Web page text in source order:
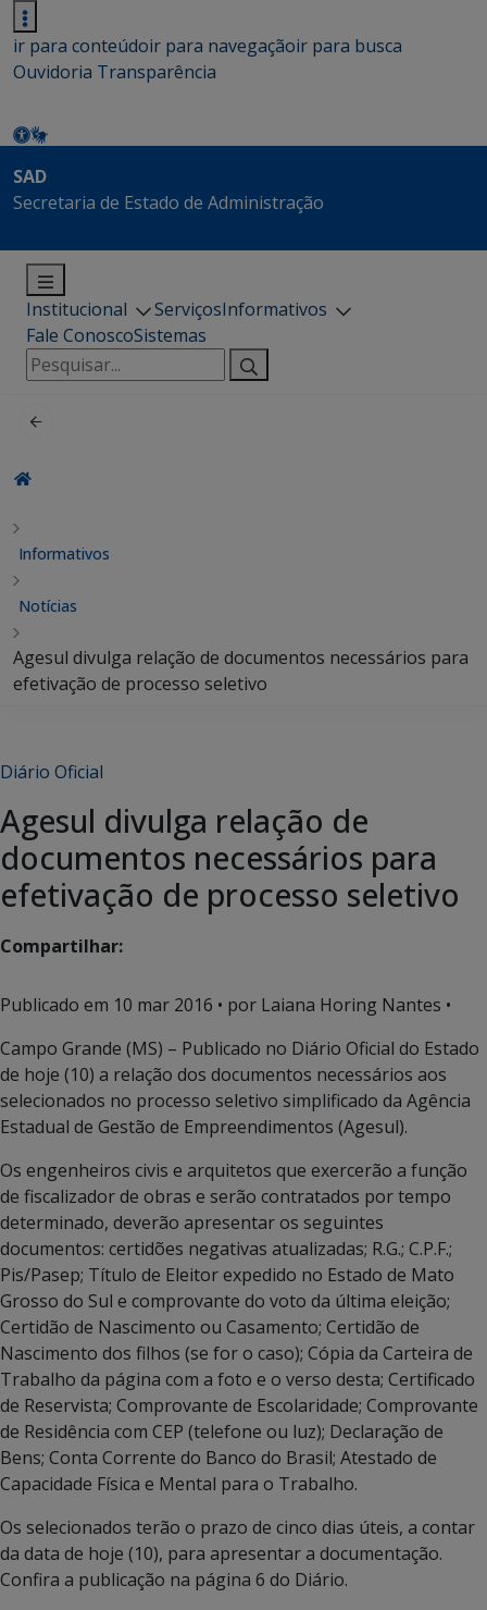
ir para conteúdoir para navegaçãoir para busca
Ouvidoria Transparência
SAD
Secretaria de Estado de Administração
Institucional ServiçosInformativos
Fale ConoscoSistemas
Pesquisar
por:
Informativos
Notícias
Agesul divulga relação de documentos necessários para
efetivação de processo seletivo
Diário Oficial
Agesul divulga relação de
documentos necessários para
efetivação de processo seletivo
Compartilhar:
Publicado em 10 mar 2016 • por Laiana Horing Nantes •
Campo Grande (MS) – Publicado no Diário Oficial do Estado
de hoje (10) a relação dos documentos necessários aos
selecionados no processo seletivo simplificado da Agência
Estadual de Gestão de Empreendimentos (Agesul).
Os engenheiros civis e arquitetos que exercerão a função
de fiscalizador de obras e serão contratados por tempo
determinado, deverão apresentar os seguintes
documentos: certidões negativas atualizadas; R.G.; C.P.F.;
Pis/Pasep; Título de Eleitor expedido no Estado de Mato
Grosso do Sul e comprovante do voto da última eleição;
Certidão de Nascimento ou Casamento; Certidão de
Nascimento dos filhos (se for o caso); Cópia da Carteira de
Trabalho da página com a foto e o verso desta; Certificado
de Reservista; Comprovante de Escolaridade; Comprovante
de Residência com CEP (telefone ou luz); Declaração de
Bens; Conta Corrente do Banco do Brasil; Atestado de
Capacidade Física e Mental para o Trabalho.
Os selecionados terão o prazo de cinco dias úteis, a contar
da data de hoje (10), para apresentar a documentação.
Confira a publicação na página 6 do Diário.